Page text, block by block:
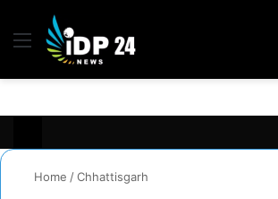
Menu
Home /Chhattisgarh